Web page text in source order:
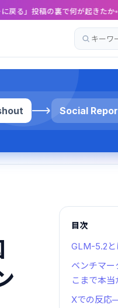
で何が起きたか 『
記
事
を
Social
目次
GLM-5.2と
ベンチマ
こまで本当
Xでの反応